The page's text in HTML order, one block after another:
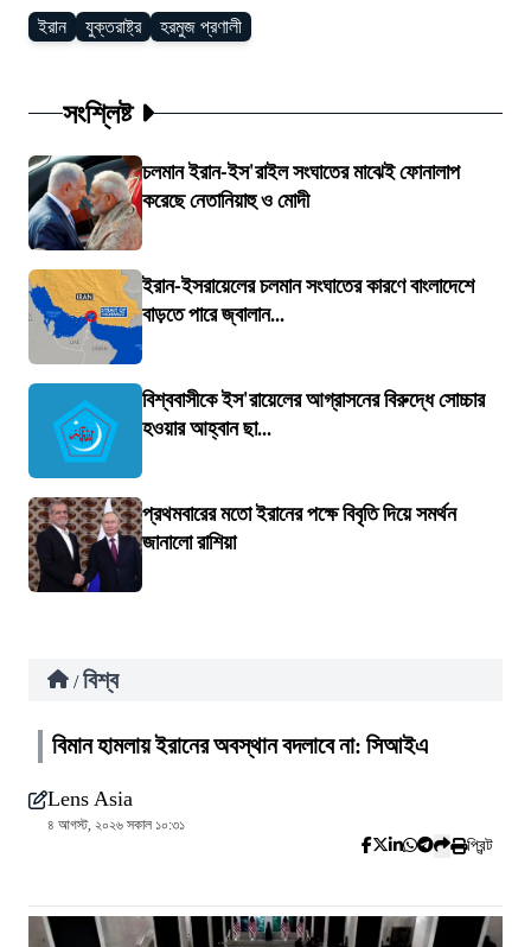
ইরান যুক্তরাষ্ট্র হরমুজ প্রণালী
সংশ্লিষ্ট
চলমান ইরান-ইস'রাইল সংঘাতের মাঝেই ফোনালাপ
করেছে নেতানিয়াহু ও মোদী
ইরান-ইসরায়েলের চলমান সংঘাতের কারণে বাংলাদেশে
বাড়তে পারে জ্বালান...
বিশ্ববাসীকে ইস'রায়েলের আগ্রাসনের বিরুদ্ধে সোচ্চার
হওয়ার আহ্বান ছা...
প্রথমবারের মতো ইরানের পক্ষে বিবৃতি দিয়ে সমর্থন
জানালো রাশিয়া
/ বিশ্ব
বিমান হামলায় ইরানের অবস্থান বদলাবে না: সিআইএ
Lens Asia
৪ আগস্ট, ২০২৬ সকাল ১০:৩১
প্রিন্ট